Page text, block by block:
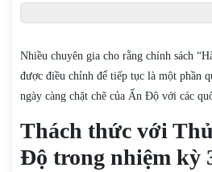
Nhiều chuyên gia cho rằng chính sách
được điều chỉnh để tiếp tục là một phần
ngày càng chặt chẽ của Ấn Độ với các
Thách thức với
Độ trong nhiệm kỳ